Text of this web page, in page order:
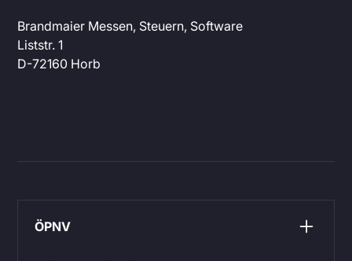
Brandmaier Messen, Steuern, Software
Liststr. 1
D-72160 Horb
ÖPNV